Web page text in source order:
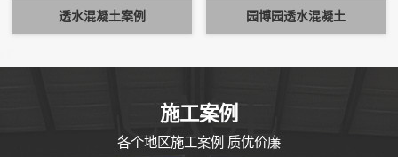
透水混凝土案例 园博园透水混凝土
CASE
施工案例
各个地区施工案例 质优价廉